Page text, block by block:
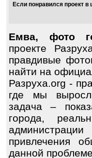
Если понравился проект
Емва, фото
проекте
правдивые
найти на
Разруха.org -
где мы
задача –
города,
привлечения
данной